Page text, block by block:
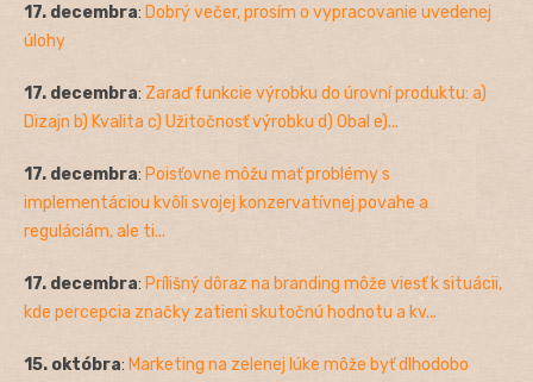
17. decembra: Dobrý večer, prosím o vypracovanie uvedenej
úlohy
17. decembra: Zaraď funkcie výrobku do úrovní produktu: a)
Dizajn b) Kvalita c) Užitočnosť výrobku d) Obal e)...
17. decembra: Poisťovne môžu mať problémy s
implementáciou kvôli svojej konzervatívnej povahe a
reguláciám, ale ti...
17. decembra: Prílišný dôraz na branding môže viesť k situácii,
kde percepcia značky zatieni skutočnú hodnotu a kv...
15. októbra: Marketing na zelenej lúke môže byť dlhodobo